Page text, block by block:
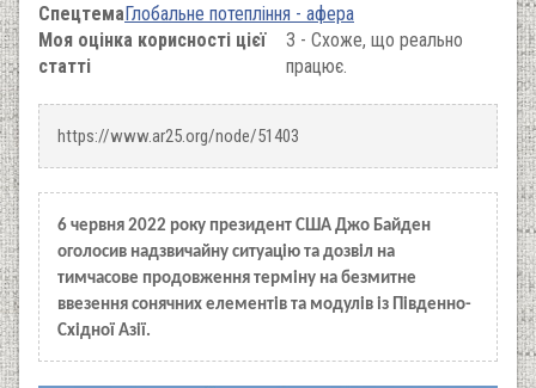
СпецтемаГлобальне потепління - афера
Моя оцінка корисності цієї
статті
3 - Схоже, що реально
працює.
https://www.ar25.org/node/51403
6 червня 2022 року президент США Джо Байден
оголосив надзвичайну ситуацію та дозвіл на
тимчасове продовження терміну на безмитне
ввезення сонячних елементів та модулів із Південно-
Східної Азії.